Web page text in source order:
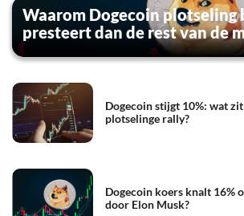
Waarom Dogecoin plotseling
presteert dan de rest van de
Dogecoin stijgt 10%: wat
plotselinge rally?
Dogecoin koers knalt 16%
door Elon Musk?